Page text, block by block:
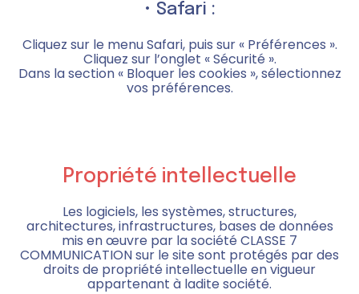
• Safari :
Cliquez sur le menu Safari, puis sur « Préférences ».
Cliquez sur l’onglet « Sécurité ».
Dans la section « Bloquer les cookies », sélectionnez
vos préférences.
Propriété intellectuelle
Les logiciels, les systèmes, structures,
architectures, infrastructures, bases de données
mis en œuvre par la société CLASSE 7
COMMUNICATION sur le site sont protégés par des
droits de propriété intellectuelle en vigueur
appartenant à ladite société.